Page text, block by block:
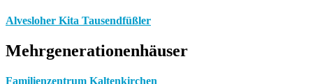
Alvesloher Kita Tausendfüßler
Mehrgenerationenhäuser
Familienzentrum Kaltenkirchen